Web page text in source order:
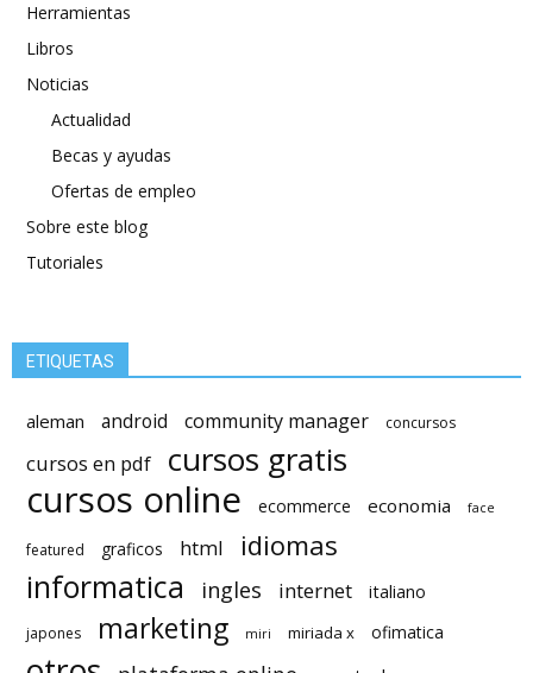
Herramientas
Libros
Noticias
Actualidad
Becas y ayudas
Ofertas de empleo
Sobre este blog
Tutoriales
ETIQUETAS
aleman android community manager concursos
cursos en pdf cursos gratis
cursos online ecommerce economia face
featured graficos html idiomas
informatica ingles internet italiano
japones marketing miri miriada x ofimatica